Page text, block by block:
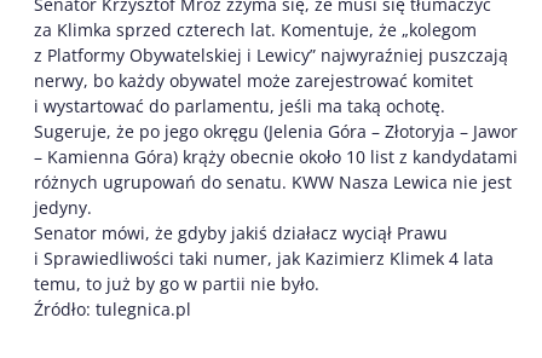
za Klimka sprzed czterech lat. Komentuje, że „kolegom
z Platformy Obywatelskiej i Lewicy” najwyraźniej puszczają
nerwy, bo każdy obywatel może zarejestrować komitet
i wystartować do parlamentu, jeśli ma taką ochotę.
Sugeruje, że po jego okręgu (Jelenia Góra – Złotoryja – Jawor
– Kamienna Góra) krąży obecnie około 10 list z kandydatami
różnych ugrupowań do senatu. KWW Nasza Lewica nie jest
jedyny.
Senator mówi, że gdyby jakiś działacz wyciął Prawu
i Sprawiedliwości taki numer, jak Kazimierz Klimek 4 lata
temu, to już by go w partii nie było.
Źródło: tulegnica.pl